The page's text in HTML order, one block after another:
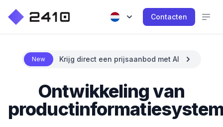
Contacten
New Krijg direct een prijsaanbod met AI
Ontwikkeling van